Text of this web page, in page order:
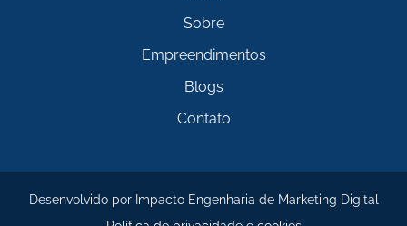
Impacto Engenharia de Marketing Digital
Política de privacidade e cookies